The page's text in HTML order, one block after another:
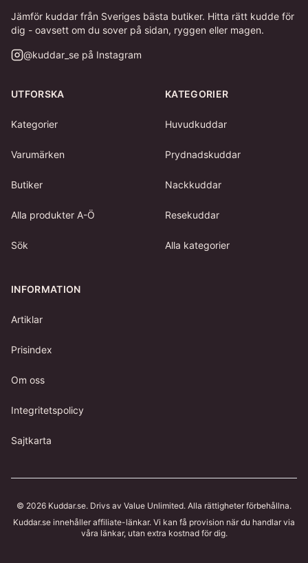
Jämför kuddar från Sveriges bästa butiker. Hitta rätt kudde för
dig - oavsett om du sover på sidan, ryggen eller magen.
@kuddar_se på Instagram
UTFORSKA
Kategorier
Varumärken
Butiker
Alla produkter A-Ö
Sök
KATEGORIER
Huvudkuddar
Prydnadskuddar
Nackkuddar
Resekuddar
Alla kategorier
INFORMATION
Artiklar
Prisindex
Om oss
Integritetspolicy
Sajtkarta
© 2026 Kuddar.se. Drivs av Value Unlimited. Alla rättigheter förbehållna.
Kuddar.se innehåller affiliate-länkar. Vi kan få provision när du handlar via
våra länkar, utan extra kostnad för dig.